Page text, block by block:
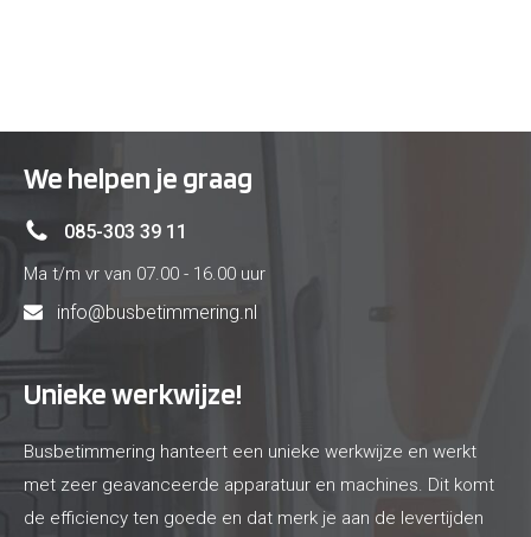
We helpen je graag
085-303 39 11
Ma t/m vr van 07.00 - 16.00 uur
info@busbetimmering.nl
Unieke werkwijze!
Busbetimmering hanteert een unieke werkwijze en werkt
met zeer geavanceerde apparatuur en machines. Dit komt
de efficiency ten goede en dat merk je aan de levertijden